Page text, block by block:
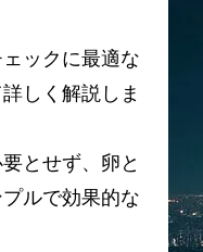
ックに最適な
しく解説しま
とせず、卵と
ルで効果的な